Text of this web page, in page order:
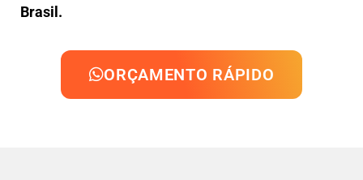
Brasil.
ORÇAMENTO RÁPIDO